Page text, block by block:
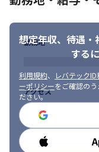
ネスの経営層に近いと
・該当領域に精通した
とが求められます。
たな業務革新を提案し
していく業務コンサル
〈システムエンジニア
・システム化企画や刷
ベンダーから中立な立
適なITソリューショ
・該当領域に関連した
吸収することが求めら
ITソリューションの特
画、事業企画、デュー
・テクノロジーに関
ンバーとしての経験）
■財務・経営管理コン
・コミュニケーション
・ロジカルシンキング
・英語でのビジネス
■M＆Aコンサルタント
・ビジネスレベル以
想定年収、待遇・
する
利用規約、 レバテック
ーポリシーをご確認の
ださい。
勤務地
アクセス
勤務時間